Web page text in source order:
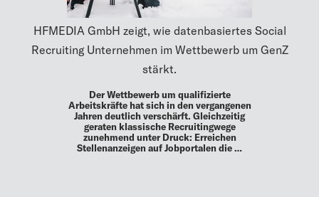
HFMEDIA GmbH zeigt, wie datenbasiertes Social
Recruiting Unternehmen im Wettbewerb um GenZ
stärkt.
Der Wettbewerb um qualifizierte
Arbeitskräfte hat sich in den vergangenen
Jahren deutlich verschärft. Gleichzeitig
geraten klassische Recruitingwege
zunehmend unter Druck: Erreichen
Stellenanzeigen auf Jobportalen die …